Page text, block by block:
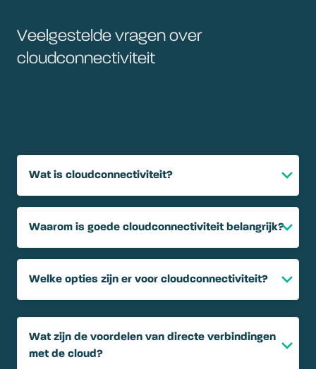
Veelgestelde vragen over
cloudconnectiviteit
Wat is cloudconnectiviteit?
Waarom is goede cloudconnectiviteit belangrijk?
Welke opties zijn er voor cloudconnectiviteit?
Wat zijn de voordelen van directe verbindingen
met de cloud?